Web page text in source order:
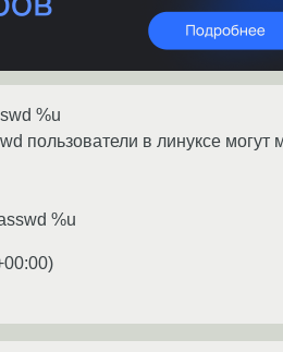
%u
пользователи в линуксе могут
%u
)